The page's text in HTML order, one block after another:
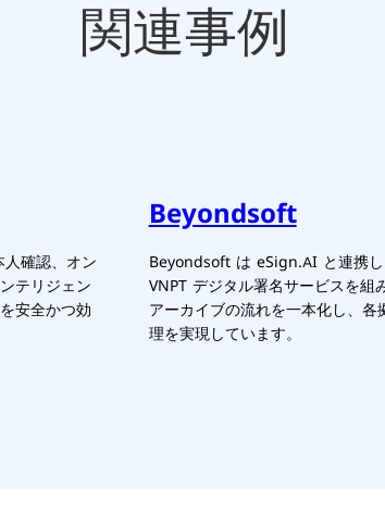
関連事例
確認、オン
テリジェン
安全かつ効
Beyondsoft
Beyondsoft は eSign.AI と連携
VNPT デジタル署名サービスを組
アーカイブの流れを一本化し、
理を実現しています。